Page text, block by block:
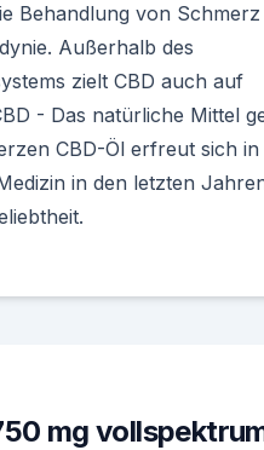
Behandlung von Schmerz
Außerhalb des
zielt CBD auch auf
- Das natürliche Mittel
CBD-Öl erfreut sich in
in den letzten
mg